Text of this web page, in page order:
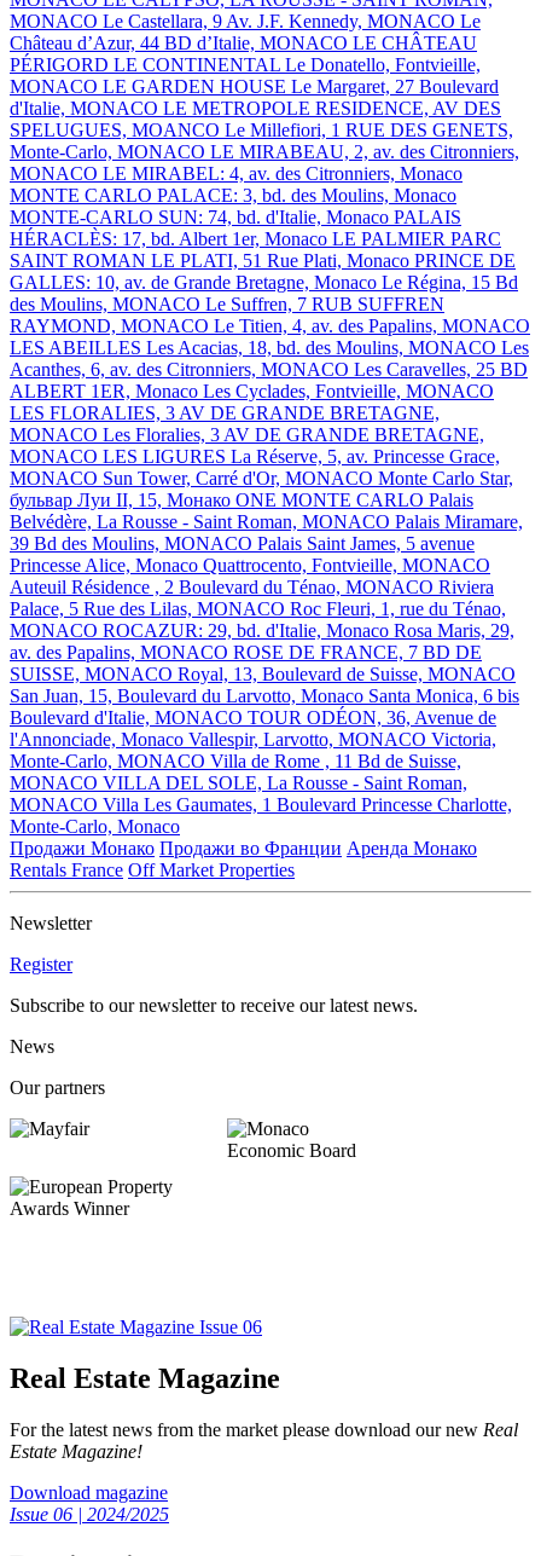
MONACO Le Castellara, 9 Av. J.F. Kennedy, MONACO Le
Château d’Azur, 44 BD d’Italie, MONACO LE CHÂTEAU
PÉRIGORD LE CONTINENTAL Le Donatello, Fontvieille,
MONACO LE GARDEN HOUSE Le Margaret, 27 Boulevard
d'Italie, MONACO LE METROPOLE RESIDENCE, AV DES
SPELUGUES, MOANCO Le Millefiori, 1 RUE DES GENETS,
Monte-Carlo, MONACO LE MIRABEAU, 2, av. des Citronniers,
MONACO LE MIRABEL: 4, av. des Citronniers, Monaco
MONTE CARLO PALACE: 3, bd. des Moulins, Monaco
MONTE-CARLO SUN: 74, bd. d'Italie, Monaco PALAIS
HÉRACLÈS: 17, bd. Albert 1er, Monaco LE PALMIER PARC
SAINT ROMAN LE PLATI, 51 Rue Plati, Monaco PRINCE DE
GALLES: 10, av. de Grande Bretagne, Monaco Le Régina, 15 Bd
des Moulins, MONACO Le Suffren, 7 RUB SUFFREN
RAYMOND, MONACO Le Titien, 4, av. des Papalins, MONACO
LES ABEILLES Les Acacias, 18, bd. des Moulins, MONACO Les
Acanthes, 6, av. des Citronniers, MONACO Les Caravelles, 25 BD
ALBERT 1ER, Monaco Les Cyclades, Fontvieille, MONACO
LES FLORALIES, 3 AV DE GRANDE BRETAGNE,
MONACO Les Floralies, 3 AV DE GRANDE BRETAGNE,
MONACO LES LIGURES La Réserve, 5, av. Princesse Grace,
MONACO Sun Tower, Carré d'Or, MONACO Monte Carlo Star,
бульвар Луи II, 15, Монако ONE MONTE CARLO Palais
Belvédère, La Rousse - Saint Roman, MONACO Palais Miramare,
39 Bd des Moulins, MONACO Palais Saint James, 5 avenue
Princesse Alice, Monaco Quattrocento, Fontvieille, MONACO
Auteuil Résidence , 2 Boulevard du Ténao, MONACO Riviera
Palace, 5 Rue des Lilas, MONACO Roc Fleuri, 1, rue du Ténao,
MONACO ROCAZUR: 29, bd. d'Italie, Monaco Rosa Maris, 29,
av. des Papalins, MONACO ROSE DE FRANCE, 7 BD DE
SUISSE, MONACO Royal, 13, Boulevard de Suisse, MONACO
San Juan, 15, Boulevard du Larvotto, Monaco Santa Monica, 6 bis
Boulevard d'Italie, MONACO TOUR ODÉON, 36, Avenue de
l'Annonciade, Monaco Vallespir, Larvotto, MONACO Victoria,
Monte-Carlo, MONACO Villa de Rome , 11 Bd de Suisse,
MONACO VILLA DEL SOLE, La Rousse - Saint Roman,
MONACO Villa Les Gaumates, 1 Boulevard Princesse Charlotte,
Monte-Carlo, Monaco
Продажи Монако Продажи во Франции Аренда Монако
Rentals France Off Market Properties
Newsletter
Register
Subscribe to our newsletter to receive our latest news.
News
Our partners
Real Estate Magazine
For the latest news from the market please download our new Real
Estate Magazine!
Download magazine
Issue 06 | 2024/2025